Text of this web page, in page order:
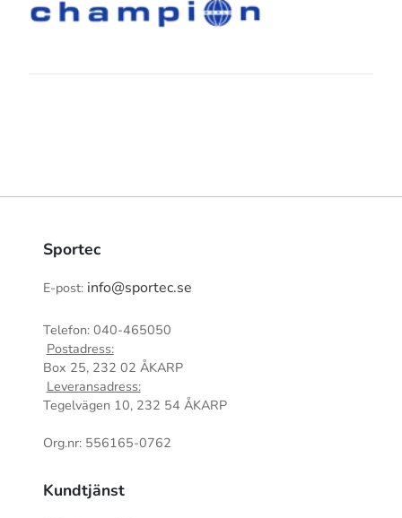
Sportec
E-post: info@sportec.se
Telefon: 040-465050
Postadress:
Box 25, 232 02 ÅKARP
Leveransadress:
Tegelvägen 10, 232 54 ÅKARP
Org.nr: 556165-0762
Kundtjänst